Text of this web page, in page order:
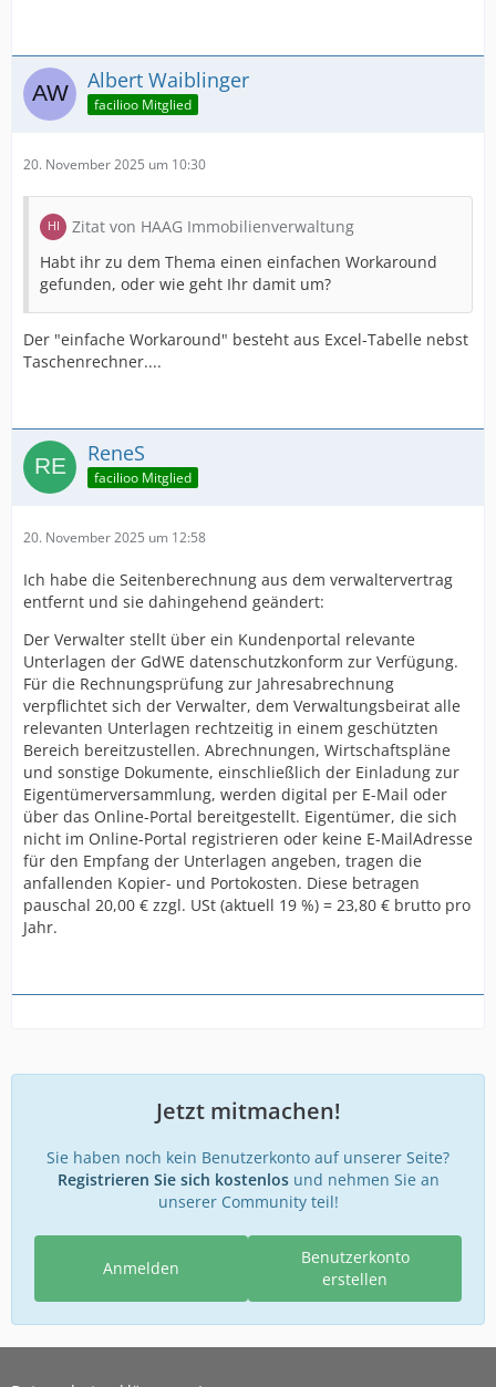
Albert Waiblinger
facilioo Mitglied
20. November 2025 um 10:30
Zitat von HAAG Immobilienverwaltung
Habt ihr zu dem Thema einen einfachen Workaround
gefunden, oder wie geht Ihr damit um?
Der "einfache Workaround" besteht aus Excel-Tabelle nebst
Taschenrechner....
ReneS
facilioo Mitglied
20. November 2025 um 12:58
Ich habe die Seitenberechnung aus dem verwaltervertrag
entfernt und sie dahingehend geändert:
Der Verwalter stellt über ein Kundenportal relevante
Unterlagen der GdWE datenschutzkonform zur Verfügung.
Für die Rechnungsprüfung zur Jahresabrechnung
verpflichtet sich der Verwalter, dem Verwaltungsbeirat alle
relevanten Unterlagen rechtzeitig in einem geschützten
Bereich bereitzustellen. Abrechnungen, Wirtschaftspläne
und sonstige Dokumente, einschließlich der Einladung zur
Eigentümerversammlung, werden digital per E-Mail oder
über das Online-Portal bereitgestellt. Eigentümer, die sich
nicht im Online-Portal registrieren oder keine E-MailAdresse
für den Empfang der Unterlagen angeben, tragen die
anfallenden Kopier- und Portokosten. Diese betragen
pauschal 20,00 € zzgl. USt (aktuell 19 %) = 23,80 € brutto pro
Jahr.
Jetzt mitmachen!
Sie haben noch kein Benutzerkonto auf unserer Seite?
Registrieren Sie sich kostenlosund nehmen Sie an
unserer Community teil!
Benutzerkonto
erstellen
Anmelden